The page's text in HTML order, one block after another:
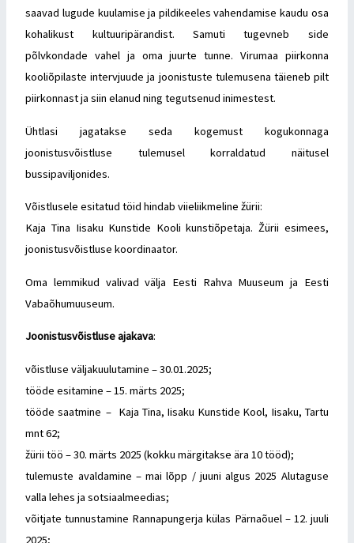
saavad lugude kuulamise ja pildikeeles vahendamise kaudu osa
kohalikust kultuuripärandist. Samuti tugevneb side
põlvkondade vahel ja oma juurte tunne. Virumaa piirkonna
kooliõpilaste intervjuude ja joonistuste tulemusena täieneb pilt
piirkonnast ja siin elanud ning tegutsenud inimestest.
Ühtlasi jagatakse seda kogemust kogukonnaga
joonistusvõistluse tulemusel korraldatud näitusel
bussipaviljonides.
Võistlusele esitatud töid hindab viieliikmeline žürii:
Kaja Tina Iisaku Kunstide Kooli kunstiõpetaja. Žürii esimees,
joonistusvõistluse koordinaator.
Oma lemmikud valivad välja Eesti Rahva Muuseum ja Eesti
Vabaõhumuuseum.
Joonistusvõistluse ajakava:
võistluse väljakuulutamine – 30.01.2025;
tööde esitamine – 15. märts 2025;
tööde saatmine – Kaja Tina, Iisaku Kunstide Kool, Iisaku, Tartu
mnt 62;
žürii töö – 30. märts 2025 (kokku märgitakse ära 10 tööd);
tulemuste avaldamine – mai lõpp / juuni algus 2025 Alutaguse
valla lehes ja sotsiaalmeedias;
võitjate tunnustamine Rannapungerja külas Pärnaõuel – 12. juuli
2025;